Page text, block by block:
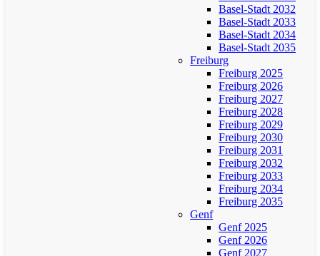
Basel-Stadt 2032
Basel-Stadt 2033
Basel-Stadt 2034
Basel-Stadt 2035
Freiburg
Freiburg 2025
Freiburg 2026
Freiburg 2027
Freiburg 2028
Freiburg 2029
Freiburg 2030
Freiburg 2031
Freiburg 2032
Freiburg 2033
Freiburg 2034
Freiburg 2035
Genf
Genf 2025
Genf 2026
Genf 2027